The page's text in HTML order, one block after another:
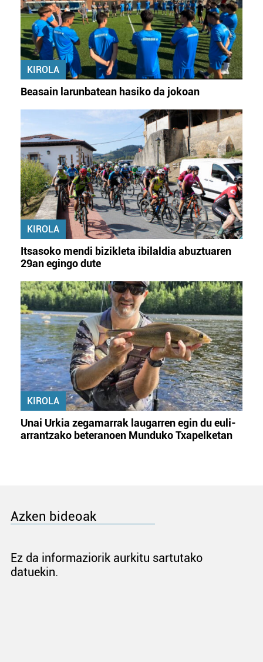
KIROLA
Beasain larunbatean hasiko da jokoan
KIROLA
Itsasoko mendi bizikleta ibilaldia abuztuaren
29an egingo dute
KIROLA
Unai Urkia zegamarrak laugarren egin du euli-
arrantzako beteranoen Munduko Txapelketan
Azken bideoak
Ez da informaziorik aurkitu sartutako
datuekin.